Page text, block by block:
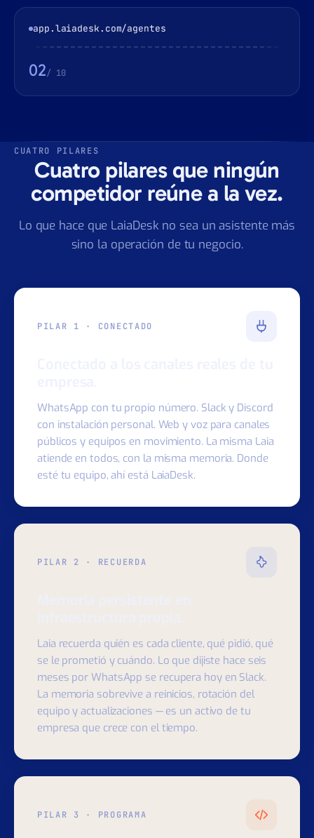
Business. Estado en vivo, número conectado,
conversaciones acumuladas.
app.laiadesk.com/whatsapp
CUATRO PILARES
Cuatro pilares que ningún
competidor reúne a la vez.
sino la operación de tu negocio.
Conectado a los canales reales de tu
empresa.
WhatsApp con tu propio número. Slack y Discord
con instalación personal. Web y voz para canales
públicos y equipos en movimiento. La misma Laia
Memoria persistente en
infraestructura propia.
Laia recuerda quién es cada cliente, qué pidió, qué
se le prometió y cuándo. Lo que dijiste hace seis
meses por WhatsApp se recupera hoy en Slack.
La memoria sobrevive a reinicios, rotación del